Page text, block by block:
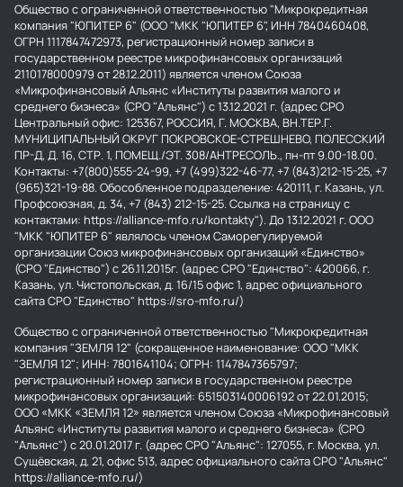
Общество с ограниченной ответственностью "Микрокредитная
компания "ЮПИТЕР 6" (ООО "МКК "ЮПИТЕР 6", ИНН 7840460408,
ОГРН 1117847472973, регистрационный номер записи в
государственном реестре микрофинансовых организаций
2110178000979 от 28.12.2011) является членом Союза
«Микрофинансовый Альянс «Институты развития малого и
среднего бизнеса» (СРО "Альянс") с 13.12.2021 г. (адрес СРО
Центральный офис: 125367, РОССИЯ, Г. МОСКВА, ВН.ТЕР.Г.
МУНИЦИПАЛЬНЫЙ ОКРУГ ПОКРОВСКОЕ-СТРЕШНЕВО, ПОЛЕССКИЙ
ПР-Д, Д. 16, СТР. 1, ПОМЕЩ./ЭТ. 308/АНТРЕСОЛЬ., пн-пт 9.00-18.00.
Контакты: +7(800)555-24-99, +7 (499)322-46-77, +7 (843)212-15-25, +7
(965)321-19-88. Обособленное подразделение: 420111, г. Казань, ул.
Профсоюзная, д. 34, +7 (843) 212-15-25. Ссылка на страницу с
контактами: https://alliance-mfo.ru/kontakty"). До 13.12.2021 г. ООО
"МКК "ЮПИТЕР 6" являлось членом Саморегулируемой
организации Союз микрофинансовых организаций «Единство»
(СРО "Единство") с 26.11.2015г. (адрес СРО "Единство": 420066, г.
Казань, ул. Чистопольская, д. 16/15 офис 1, адрес официального
сайта СРО "Единство" https://sro-mfo.ru/)
Общество с ограниченной ответственностью "Микрокредитная
компания "ЗЕМЛЯ 12" (сокращенное наименование: ООО "МКК
"ЗЕМЛЯ 12"; ИНН: 7801641104; ОГРН: 1147847365797;
регистрационный номер записи в государственном реестре
микрофинансовых организаций: 651503140006192 от 22.01.2015;
ООО «МКК «ЗЕМЛЯ 12» является членом Союза «Микрофинансовый
Альянс «Институты развития малого и среднего бизнеса» (СРО
"Альянс") с 20.01.2017 г. (адрес СРО "Альянс": 127055, г. Москва, ул.
Сущёвская, д. 21, офис 513, адрес официального сайта СРО "Альянс"
https://alliance-mfo.ru/)